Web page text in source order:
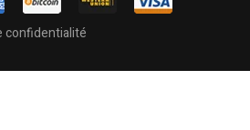
confidentialité